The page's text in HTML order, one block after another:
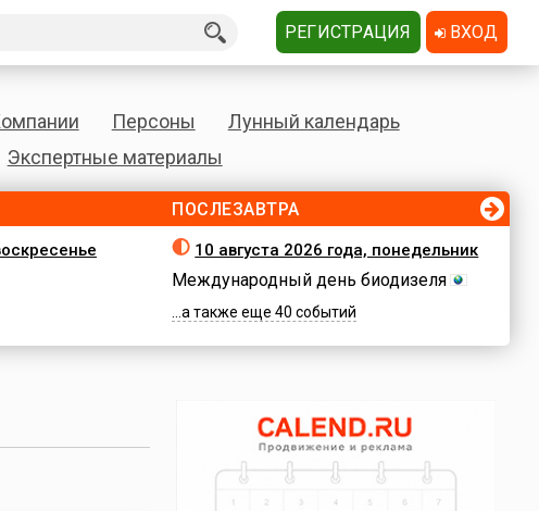
Персоны
Лунный календарь
Экспертные материалы
ПОСЛЕЗАВТРА
10 августа 2026 года, понедельник
Международный день биодизеля
...а также еще 40 событий
РЕГИСТРАЦИЯ ВХОД